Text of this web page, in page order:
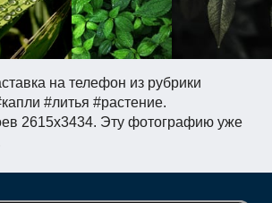
на телефон из рубрики
#литья #растение.
2615x3434. Эту фотографию уже